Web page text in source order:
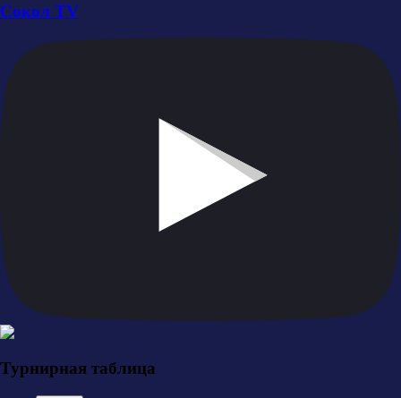
Сокол TV
Турнирная таблица